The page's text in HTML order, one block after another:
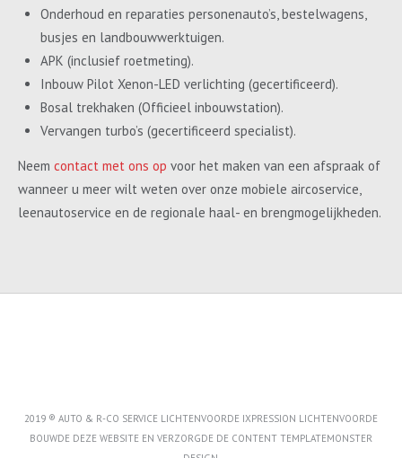
Onderhoud en reparaties personenauto’s, bestelwagens,
busjes en landbouwwerktuigen.
APK (inclusief roetmeting).
Inbouw Pilot Xenon-LED verlichting (gecertificeerd).
Bosal trekhaken (Officieel inbouwstation).
Vervangen turbo’s (gecertificeerd specialist).
Neem contact met ons op voor het maken van een afspraak of
wanneer u meer wilt weten over onze mobiele aircoservice,
leenautoservice en de regionale haal- en brengmogelijkheden.
2019 ® AUTO & R-CO SERVICE LICHTENVOORDE IXPRESSION LICHTENVOORDE
BOUWDE DEZE WEBSITE EN VERZORGDE DE CONTENT TEMPLATEMONSTER